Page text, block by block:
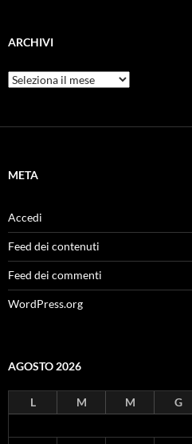
ARCHIVI
Archivi
META
Accedi
Feed dei contenuti
Feed dei commenti
WordPress.org
AGOSTO 2026
L M M G